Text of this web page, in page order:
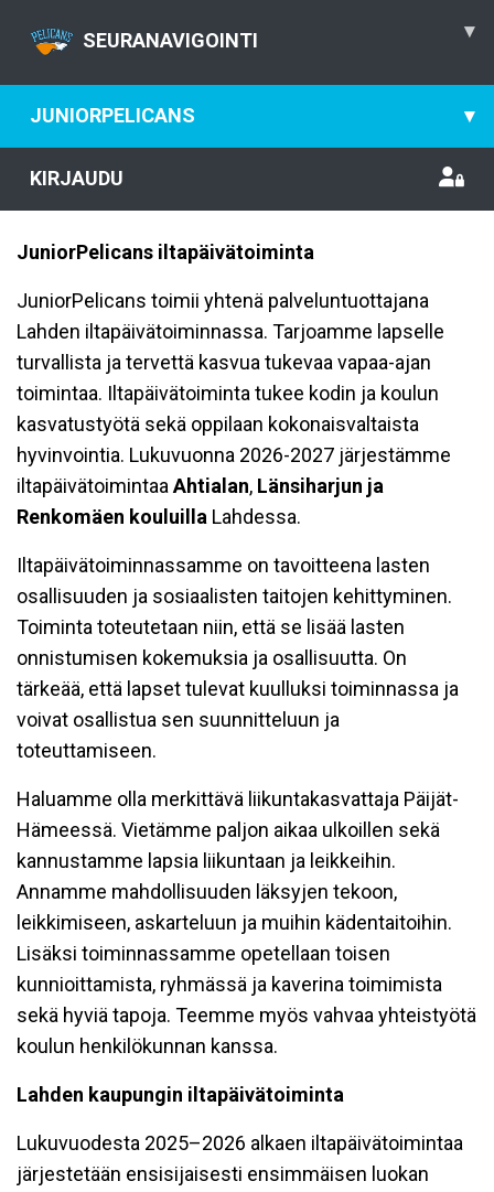
SEURANAVIGOINTI ▾
JUNIORPELICANS ▾
KIRJAUDU
JuniorPelicans iltapäivätoiminta
JuniorPelicans toimii yhtenä palveluntuottajana
Lahden iltapäivätoiminnassa. Tarjoamme lapselle
turvallista ja tervettä kasvua tukevaa vapaa-ajan
toimintaa. Iltapäivätoiminta tukee kodin ja koulun
kasvatustyötä sekä oppilaan kokonaisvaltaista
hyvinvointia. Lukuvuonna 2026-2027 järjestämme
iltapäivätoimintaa Ahtialan, Länsiharjun ja
Renkomäen kouluilla Lahdessa.
Iltapäivätoiminnassamme on tavoitteena lasten
osallisuuden ja sosiaalisten taitojen kehittyminen.
Toiminta toteutetaan niin, että se lisää lasten
onnistumisen kokemuksia ja osallisuutta. On
tärkeää, että lapset tulevat kuulluksi toiminnassa ja
voivat osallistua sen suunnitteluun ja
toteuttamiseen.
Haluamme olla merkittävä liikuntakasvattaja Päijät-
Hämeessä. Vietämme paljon aikaa ulkoillen sekä
kannustamme lapsia liikuntaan ja leikkeihin.
Annamme mahdollisuuden läksyjen tekoon,
leikkimiseen, askarteluun ja muihin kädentaitoihin.
Lisäksi toiminnassamme opetellaan toisen
kunnioittamista, ryhmässä ja kaverina toimimista
sekä hyviä tapoja. Teemme myös vahvaa yhteistyötä
koulun henkilökunnan kanssa.
Lahden kaupungin iltapäivätoiminta
Lukuvuodesta 2025–2026 alkaen iltapäivätoimintaa
järjestetään ensisijaisesti ensimmäisen luokan